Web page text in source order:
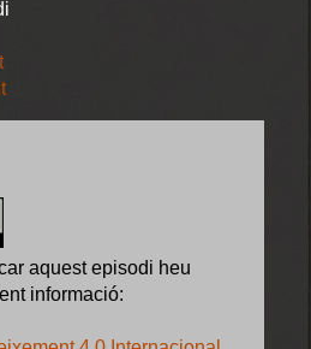
aquest episodi heu
informació: